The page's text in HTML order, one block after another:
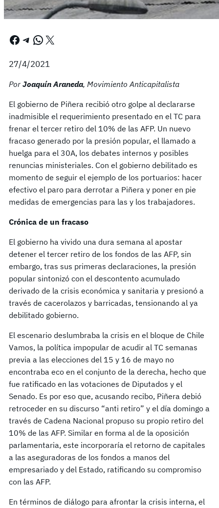
Facebook Telegram WhatsApp X
27/4/2021
Por Joaquín Araneda, Movimiento Anticapitalista
El gobierno de Piñera recibió otro golpe al declararse
inadmisible el requerimiento presentado en el TC para
frenar el tercer retiro del 10% de las AFP. Un nuevo
fracaso generado por la presión popular, el llamado a
huelga para el 30A, los debates internos y posibles
renuncias ministeriales. Con el gobierno debilitado es
momento de seguir el ejemplo de los portuarios: hacer
efectivo el paro para derrotar a Piñera y poner en pie
medidas de emergencias para las y los trabajadores.
Crónica de un fracaso
El gobierno ha vivido una dura semana al apostar
detener el tercer retiro de los fondos de las AFP, sin
embargo, tras sus primeras declaraciones, la presión
popular sintonizó con el descontento acumulado
derivado de la crisis económica y sanitaria y presionó a
través de cacerolazos y barricadas, tensionando al ya
debilitado gobierno.
El escenario deslumbraba la crisis en el bloque de Chile
Vamos, la política impopular de acudir al TC semanas
previa a las elecciones del 15 y 16 de mayo no
encontraba eco en el conjunto de la derecha, hecho que
fue ratificado en las votaciones de Diputados y el
Senado. Es por eso que, acusando recibo, Piñera debió
retroceder en su discurso “anti retiro” y el día domingo a
través de Cadena Nacional propuso su propio retiro del
10% de las AFP. Similar en forma al de la oposición
parlamentaria, este incorporaría el retorno de capitales
a las aseguradoras de los fondos a manos del
empresariado y del Estado, ratificando su compromiso
con las AFP.
En términos de diálogo para afrontar la crisis interna, el